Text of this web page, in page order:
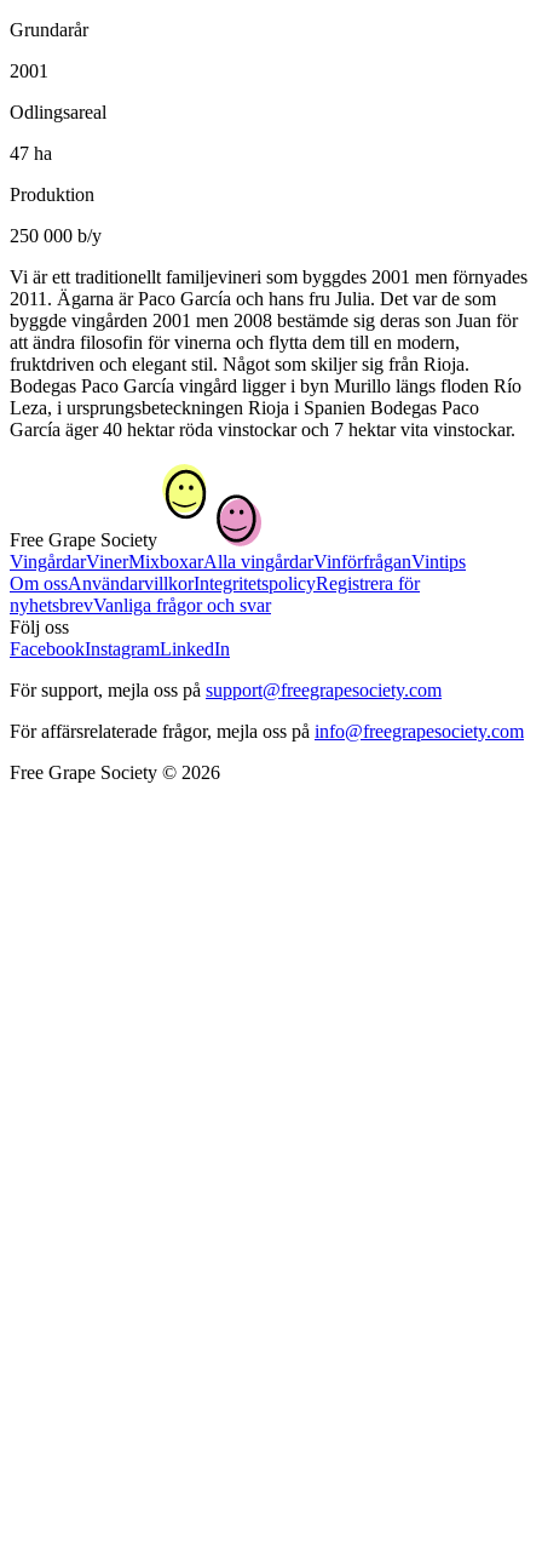
Grundarår
2001
Odlingsareal
47 ha
Produktion
250 000 b/y
Vi är ett traditionellt familjevineri som byggdes 2001 men förnyades
2011. Ägarna är Paco García och hans fru Julia. Det var de som
byggde vingården 2001 men 2008 bestämde sig deras son Juan för
att ändra filosofin för vinerna och flytta dem till en modern,
fruktdriven och elegant stil. Något som skiljer sig från Rioja.
Bodegas Paco García vingård ligger i byn Murillo längs floden Río
Leza, i ursprungsbeteckningen Rioja i Spanien Bodegas Paco
García äger 40 hektar röda vinstockar och 7 hektar vita vinstockar.
Free Grape Society
VingårdarVinerMixboxarAlla vingårdarVinförfråganVintips
Om ossAnvändarvillkorIntegritetspolicyRegistrera för
nyhetsbrevVanliga frågor och svar
Följ oss
FacebookInstagramLinkedIn
För support, mejla oss på support@freegrapesociety.com
För affärsrelaterade frågor, mejla oss på info@freegrapesociety.com
Free Grape Society © 2026